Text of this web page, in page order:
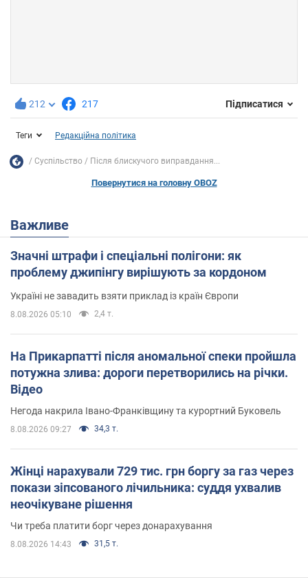
212 217 Підписатися
Теги Редакційна політика
Суспільство Після блискучого виправдання...
Повернутися на головну OBOZ
Важливе
Значні штрафи і спеціальні полігони: як
проблему джипінгу вирішують за кордоном
Україні не завадить взяти приклад із країн Європи
8.08.2026 05:10 2,4 т.
На Прикарпатті після аномальної спеки пройшла
потужна злива: дороги перетворились на річки.
Відео
Негода накрила Івано-Франківщину та курортний Буковель
8.08.2026 09:27 34,3 т.
Жінці нарахували 729 тис. грн боргу за газ через
покази зіпсованого лічильника: суддя ухвалив
неочікуване рішення
Чи треба платити борг через донарахування
8.08.2026 14:43 31,5 т.